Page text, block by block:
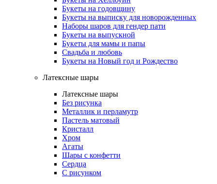
Букеты на годовщину
Букеты на выписку для новорожденных
Наборы шаров для гендер пати
Букеты на выпускной
Букеты для мамы и папы
Свадьба и любовь
Букеты на Новый год и Рождество
Латексные шары
Латексные шары
Без рисунка
Металлик и перламутр
Пастель матовый
Кристалл
Хром
Агаты
Шары с конфетти
Сердца
С рисунком